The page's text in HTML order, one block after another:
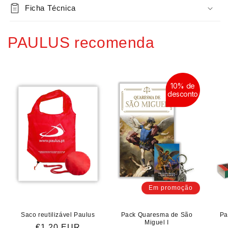
à
esperança
Teresinha
-
esperança
Teresinha
Ficha Técnica
PAULUS recomenda
Saco reutilizável Paulus
Em promoção
10% de
desconto
Pack Quaresma de São
Miguel I